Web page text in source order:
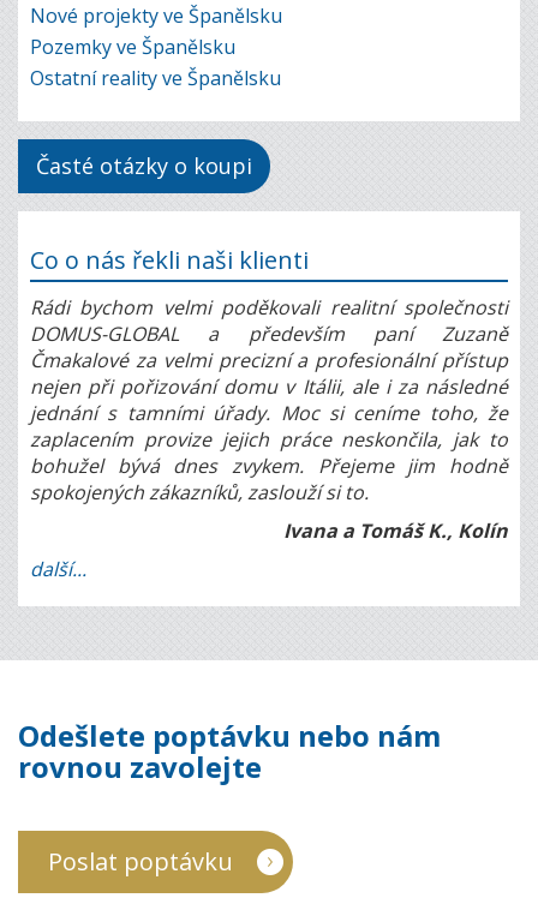
Nové projekty ve Španělsku
Pozemky ve Španělsku
Ostatní reality ve Španělsku
Časté otázky o koupi
Co o nás řekli naši klienti
Rádi bychom velmi poděkovali realitní společnosti
DOMUS-GLOBAL a především paní Zuzaně
Čmakalové za velmi precizní a profesionální přístup
nejen při pořizování domu v Itálii, ale i za následné
jednání s tamními úřady. Moc si ceníme toho, že
zaplacením provize jejich práce neskončila, jak to
bohužel bývá dnes zvykem. Přejeme jim hodně
spokojených zákazníků, zaslouží si to.
Ivana a Tomáš K., Kolín
další...
Odešlete poptávku nebo nám
rovnou zavolejte
Poslat poptávku